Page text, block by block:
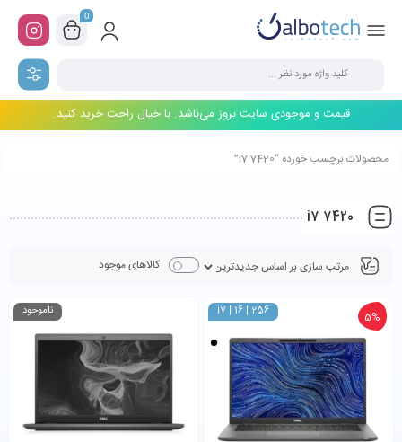
0
قیمت و موجودی سایت بروز می‌باشد. با خیال راحت خرید کنید.
محصولات برچسب خورده “7420 i7”
7420 i7
کالاهای موجود
i7 | 16 | 256 5% ناموجود